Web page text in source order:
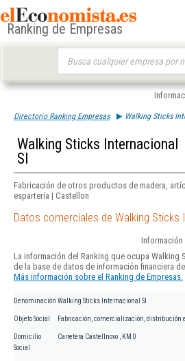
Ranking de Empresas
Directorio Ranking Empresas Walking Sticks
Walking Sticks Internacional
Sl
Fabricación de otros productos de madera,
espartería | Castellon
Datos comerciales de Walking Sticks
La información del Ranking que ocupa Walking
de la base de datos de información financiera de
Más información sobre el Ranking de Empresas.
Denominación Walking Sticks Internacional Sl
Objeto Social Fabricación, comercialización, distribución
Domicilio
Social
Carretera Castellnovo , KM 0